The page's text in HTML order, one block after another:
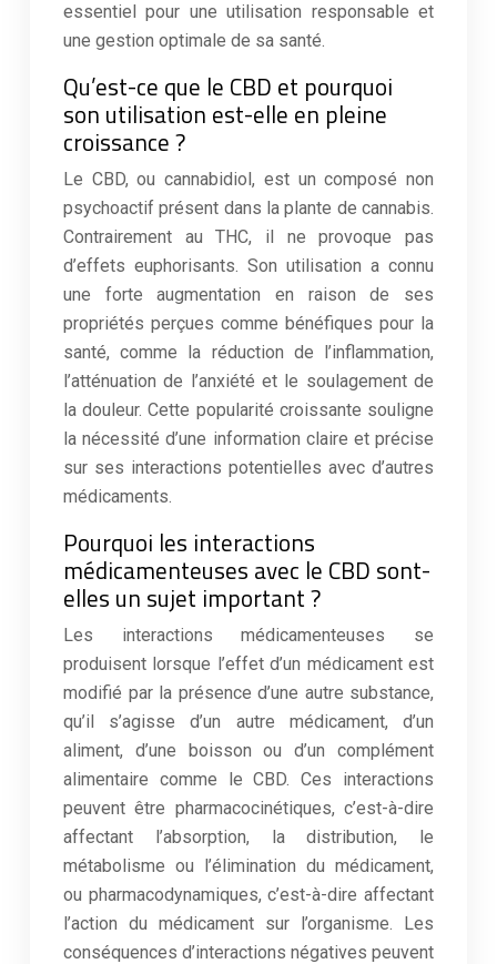
essentiel pour une utilisation responsable et
une gestion optimale de sa santé.
Qu’est-ce que le CBD et pourquoi
son utilisation est-elle en pleine
croissance ?
Le CBD, ou cannabidiol, est un composé non
psychoactif présent dans la plante de cannabis.
Contrairement au THC, il ne provoque pas
d’effets euphorisants. Son utilisation a connu
une forte augmentation en raison de ses
propriétés perçues comme bénéfiques pour la
santé, comme la réduction de l’inflammation,
l’atténuation de l’anxiété et le soulagement de
la douleur. Cette popularité croissante souligne
la nécessité d’une information claire et précise
sur ses interactions potentielles avec d’autres
médicaments.
Pourquoi les interactions
médicamenteuses avec le CBD sont-
elles un sujet important ?
Les interactions médicamenteuses se
produisent lorsque l’effet d’un médicament est
modifié par la présence d’une autre substance,
qu’il s’agisse d’un autre médicament, d’un
aliment, d’une boisson ou d’un complément
alimentaire comme le CBD. Ces interactions
peuvent être pharmacocinétiques, c’est-à-dire
affectant l’absorption, la distribution, le
métabolisme ou l’élimination du médicament,
ou pharmacodynamiques, c’est-à-dire affectant
l’action du médicament sur l’organisme. Les
conséquences d’interactions négatives peuvent